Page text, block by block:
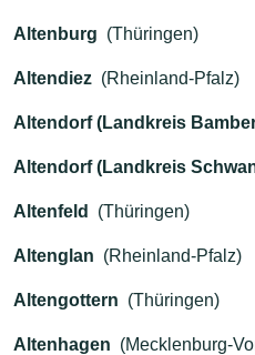
Altenburg (Thüringen)
Altendiez (Rheinland-Pfalz)
Altendorf (Landkreis
Altendorf (Landkreis
Altenfeld (Thüringen)
Altenglan (Rheinland-Pfalz)
Altengottern (Thüringen)
Altenhagen (Mecklenburg-